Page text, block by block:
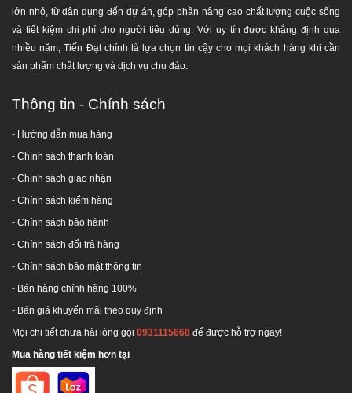
Hãy liên hệ chúng tôi để nhận được tư vấn miễn phí
và giá ưu đãi!
HỆ THỐNG PHÂN PHỐI HÀNG ĐẦU UY TÍN - CHUYÊN
NGHIỆP TẠI TP. HCM
Trụ sở: 65 Trần Văn Mười, Hóc Môn, TP.HCM
Chi nhánh 1:24 Nguyễn Hữu Cảnh, Dĩ An, Bình Dương
Chi nhánh 2
Kho Đồng Nai 1
lớn nhỏ, từ dân dụng đến dự án, góp phần nâng cao chất lượng cuộc sống
và tiết kiệm chi phí cho người tiêu dùng. Với uy tín được khẳng định qua
nhiều năm, Tiến Đạt chính là lựa chọn tin cậy cho mọi khách hàng khi cần
sản phẩm chất lượng và dịch vụ chu đáo.
Thông tin - Chính sách
- Hướng dẫn mua hàng
- Chính sách thanh toán
- Chính sách giao nhận
- Chính sách kiểm hàng
- Chính sách bảo hành
- Chính sách đổi trả hàng
- Chính sách bảo mật thông tin
- Bán hàng chính hãng 100%
- Bán giá khuyến mãi theo quy định
Mọi chi tiết chưa hài lòng gọi 0931115668 để được hỗ trợ ngay!
Mua hàng tiết kiệm hơn tại